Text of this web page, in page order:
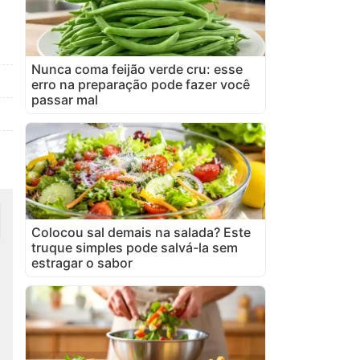
Nunca coma feijão verde cru: esse
erro na preparação pode fazer você
passar mal
Colocou sal demais na salada? Este
truque simples pode salvá-la sem
estragar o sabor